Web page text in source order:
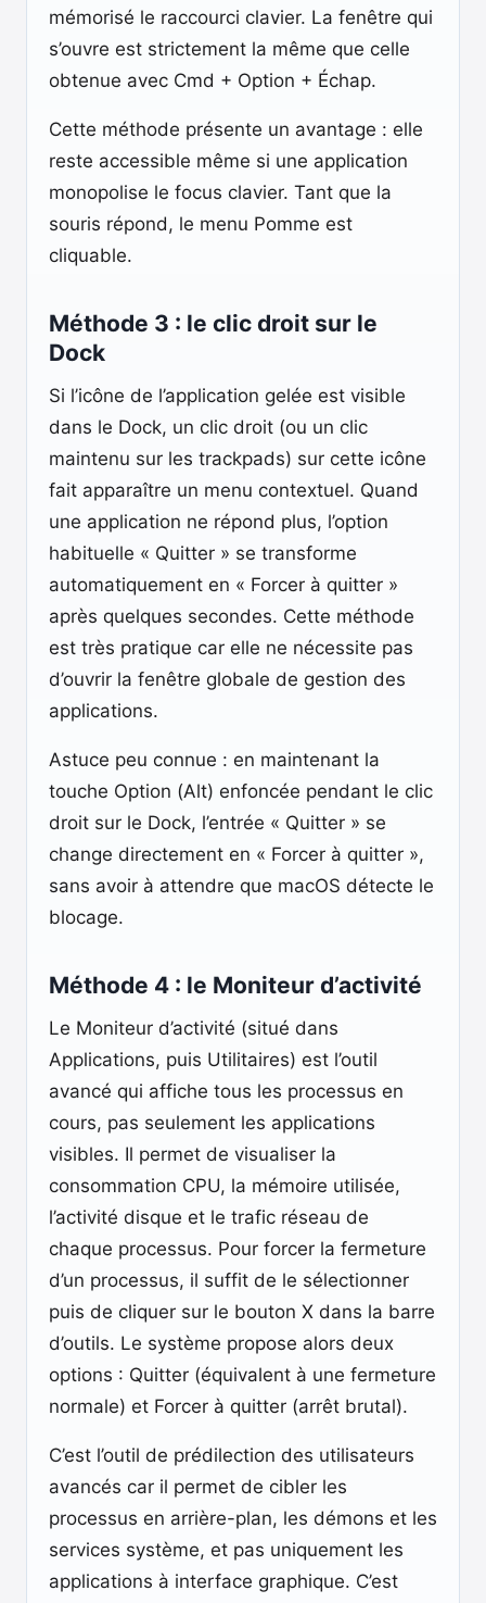
mémorisé le raccourci clavier. La fenêtre qui
s’ouvre est strictement la même que celle
obtenue avec Cmd + Option + Échap.
Cette méthode présente un avantage : elle
reste accessible même si une application
monopolise le focus clavier. Tant que la
souris répond, le menu Pomme est
cliquable.
Méthode 3 : le clic droit sur le
Dock
Si l’icône de l’application gelée est visible
dans le Dock, un clic droit (ou un clic
maintenu sur les trackpads) sur cette icône
fait apparaître un menu contextuel. Quand
une application ne répond plus, l’option
habituelle « Quitter » se transforme
automatiquement en « Forcer à quitter »
après quelques secondes. Cette méthode
est très pratique car elle ne nécessite pas
d’ouvrir la fenêtre globale de gestion des
applications.
Astuce peu connue : en maintenant la
touche Option (Alt) enfoncée pendant le clic
droit sur le Dock, l’entrée « Quitter » se
change directement en « Forcer à quitter »,
sans avoir à attendre que macOS détecte le
blocage.
Méthode 4 : le Moniteur d’activité
Le Moniteur d’activité (situé dans
Applications, puis Utilitaires) est l’outil
avancé qui affiche tous les processus en
cours, pas seulement les applications
visibles. Il permet de visualiser la
consommation CPU, la mémoire utilisée,
l’activité disque et le trafic réseau de
chaque processus. Pour forcer la fermeture
d’un processus, il suffit de le sélectionner
puis de cliquer sur le bouton X dans la barre
d’outils. Le système propose alors deux
options : Quitter (équivalent à une fermeture
normale) et Forcer à quitter (arrêt brutal).
C’est l’outil de prédilection des utilisateurs
avancés car il permet de cibler les
processus en arrière-plan, les démons et les
services système, et pas uniquement les
applications à interface graphique. C’est